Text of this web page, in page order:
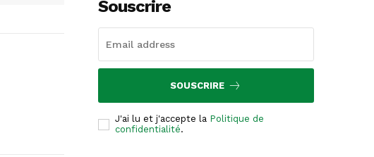
Souscrire
SOUSCRIRE
J'ai lu et j'accepte la Politique de
confidentialité.